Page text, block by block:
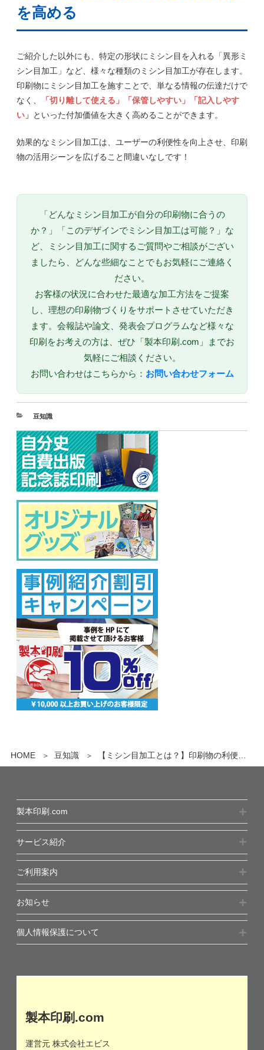
HOME 豆知識 【ミシン目加工とは？】印刷物の利便性を高める3つのミシン目加工を徹底解説
を高める
ご紹介した以外にも、特定の形状にミシン目を入れる「異形ミ
シン目加工」など、様々な種類のミシン目加工が存在します。
印刷物にミシン目加工を施すことで、単なる情報の伝達だけで
なく、
「切り離して使える」「保管しやすい」「記入しやす
い」 といった付加価値を大きく高めることができます。
効果的なミシン目加工は、ユーザーの利便性を向上させ、印刷
物の活用シーンを広げること間違いなしです！
「どんなミシン目加工が自分の印刷物に合うの
か？」「このデザインでミシン目加工は可能？」な
ど、ミシン目加工に関するご質問やご相談がござい
ましたら、どんな些細なことでもお気軽にご連絡く
ださい。
お客様の状況に合わせた最適な加工方法をご提案
し、理想の印刷物づくりをサポートさせていただき
ます。会報誌や論文、発表会プログラムなど様々な
印刷をお考えの方は、ぜひ「製本印刷.com」までお
気軽にご相談ください。
お問い合わせはこちらから： お問い合わせフォーム
豆知識
製本印刷.com
サービス紹介
ご利用案内
お知らせ
個人情報保護について
製本印刷.com
運営元 株式会社エビス